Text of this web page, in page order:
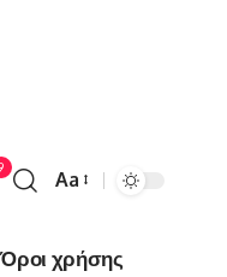
Font
Aa
Όροι χρήσης